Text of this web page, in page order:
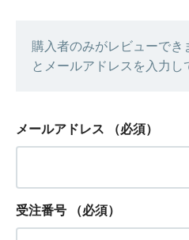
購入者のみがレビューで
とメールアドレスを入力し
メールアドレス （必須）
受注番号 （必須）